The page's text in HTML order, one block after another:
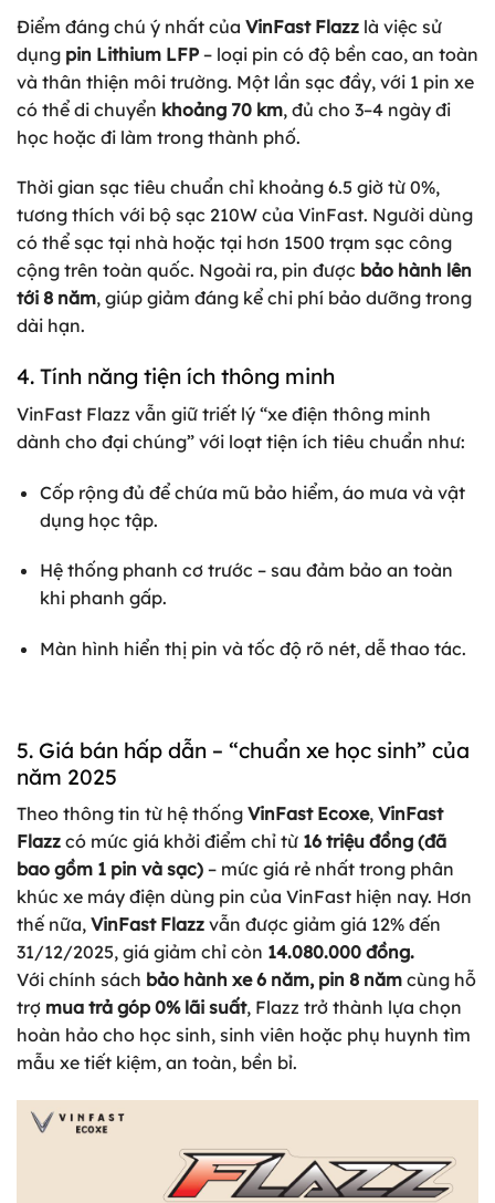
Điểm đáng chú ý nhất của VinFast Flazz là việc sử
dụng pin Lithium LFP – loại pin có độ bền cao, an toàn
và thân thiện môi trường. Một lần sạc đầy, với 1 pin xe
có thể di chuyển khoảng 70 km, đủ cho 3–4 ngày đi
học hoặc đi làm trong thành phố.
Thời gian sạc tiêu chuẩn chỉ khoảng 6.5 giờ từ 0%,
tương thích với bộ sạc 210W của VinFast. Người dùng
có thể sạc tại nhà hoặc tại hơn 1500 trạm sạc công
cộng trên toàn quốc. Ngoài ra, pin được bảo hành lên
tới 8 năm, giúp giảm đáng kể chi phí bảo dưỡng trong
dài hạn.
4. Tính năng tiện ích thông minh
VinFast Flazz vẫn giữ triết lý “xe điện thông minh
dành cho đại chúng” với loạt tiện ích tiêu chuẩn như:
Cốp rộng đủ để chứa mũ bảo hiểm, áo mưa và vật
dụng học tập.
Hệ thống phanh cơ trước – sau đảm bảo an toàn
khi phanh gấp.
Màn hình hiển thị pin và tốc độ rõ nét, dễ thao tác.
5. Giá bán hấp dẫn – “chuẩn xe học sinh” của
năm 2025
Theo thông tin từ hệ thống VinFast Ecoxe, VinFast
Flazz có mức giá khởi điểm chỉ từ 16 triệu đồng (đã
bao gồm 1 pin và sạc) – mức giá rẻ nhất trong phân
khúc xe máy điện dùng pin của VinFast hiện nay. Hơn
thế nữa, VinFast Flazz vẫn được giảm giá 12% đến
31/12/2025, giá giảm chỉ còn 14.080.000 đồng.
Với chính sách bảo hành xe 6 năm, pin 8 năm cùng hỗ
trợ mua trả góp 0% lãi suất, Flazz trở thành lựa chọn
hoàn hảo cho học sinh, sinh viên hoặc phụ huynh tìm
mẫu xe tiết kiệm, an toàn, bền bỉ.